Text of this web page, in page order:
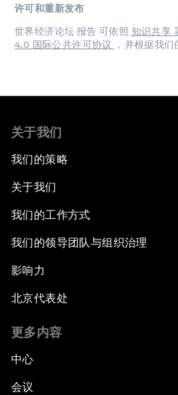
许可和重新发布
世界经济论坛 报告 可依照 知识共享
4.0 国际公共许可协议
，并根据我
关于我们
我们的策略
关于我们
我们的工作方式
我们的领导团队与组织治理
影响力
北京代表处
更多内容
中心
会议